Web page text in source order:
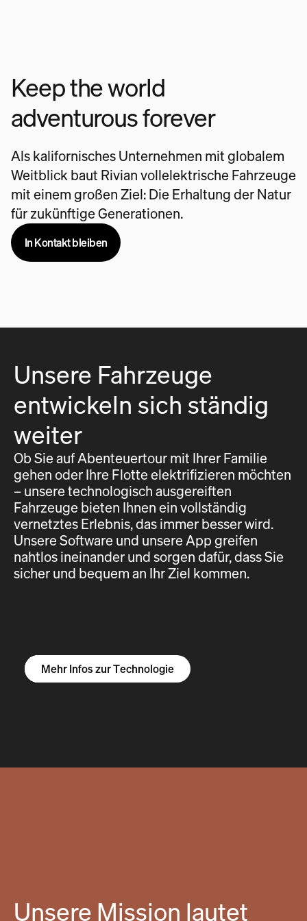
Keep the world
adventurous forever
Als kalifornisches Unternehmen mit globalem
Weitblick baut Rivian vollelektrische Fahrzeuge
mit einem großen Ziel: Die Erhaltung der Natur
für zukünftige Generationen.
In Kontakt bleiben
Unsere Fahrzeuge
entwickeln sich ständig
weiter
Ob Sie auf Abenteuertour mit Ihrer Familie
gehen oder Ihre Flotte elektrifizieren möchten
– unsere technologisch ausgereiften
Fahrzeuge bieten Ihnen ein vollständig
vernetztes Erlebnis, das immer besser wird.
Unsere Software und unsere App greifen
nahtlos ineinander und sorgen dafür, dass Sie
sicher und bequem an Ihr Ziel kommen.
Mehr Infos zum R1S
Mehr Infos zum R1T
Mehr Infos zu Vans
Mehr Infos zur Technologie
Unsere Mission lautet